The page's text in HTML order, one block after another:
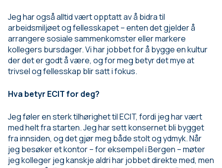
Jeg har også alltid vært opptatt av å bidra til
arbeidsmiljøet og fellesskapet – enten det gjelder å
arrangere sosiale sammenkomster eller markere
kollegers bursdager. Vi har jobbet for å bygge en kultur
der det er godt å være, og for meg betyr det mye at
trivsel og fellesskap blir satt i fokus.
Hva betyr ECIT for deg?
Jeg føler en sterk tilhørighet til ECIT, fordi jeg har vært
med helt fra starten. Jeg har sett konsernet bli bygget
fra innsiden, og det gjør meg både stolt og ydmyk. Når
jeg besøker et kontor – for eksempel i Bergen – møter
jeg kolleger jeg kanskje aldri har jobbet direkte med, men